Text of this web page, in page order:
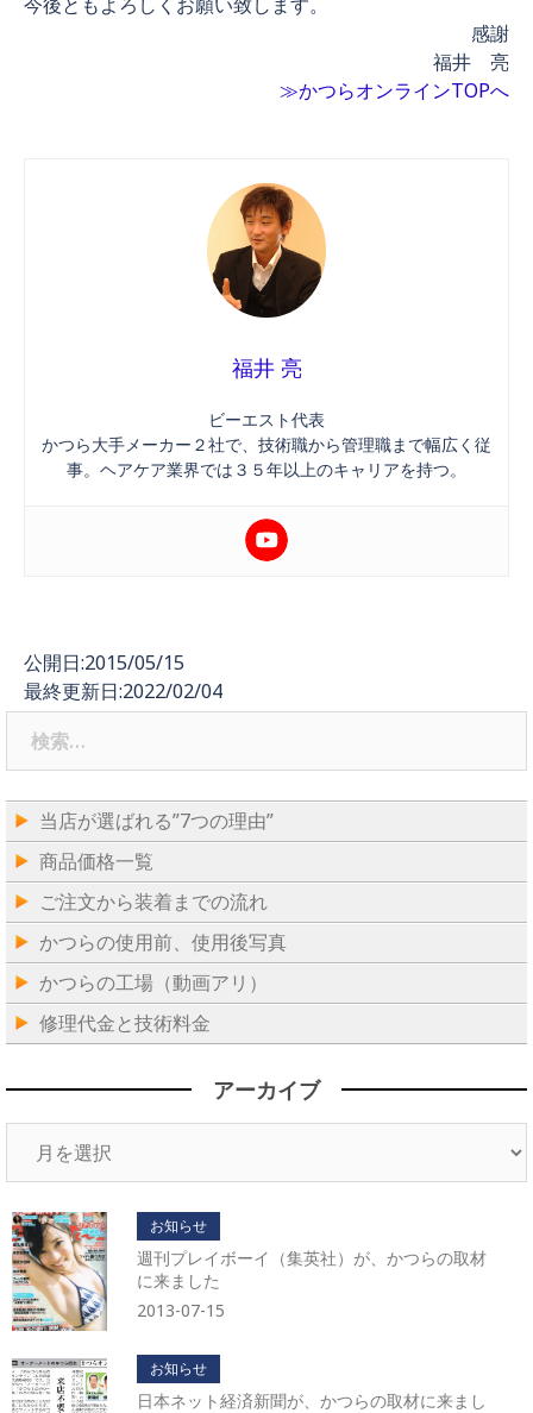
感謝
福井 亮
≫かつらオンラインTOPへ
福井 亮
ビーエスト代表
かつら大手メーカー２社で、技術職から管理職まで幅広く従
事。ヘアケア業界では３５年以上のキャリアを持つ。
公開日:2015/05/15
最終更新日:2022/02/04
当店が選ばれる”7つの理由”
商品価格一覧
ご注文から装着までの流れ
かつらの使用前、使用後写真
かつらの工場（動画アリ）
修理代金と技術料金
アーカイブ
イ
ブ
お知らせ
週刊プレイボーイ（集英社）が、かつらの取材
に来ました
2013-07-15
お知らせ
日本ネット経済新聞が、かつらの取材に来まし